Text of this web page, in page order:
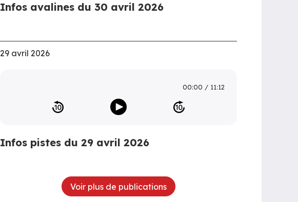
Infos avalines du 30 avril 2026
29 avril 2026
00:00 11:12
Infos pistes du 29 avril 2026
Voir plus de publications